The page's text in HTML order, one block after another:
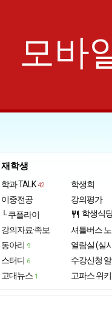
모바
재학생
학과 TALK 42
이중전공
└ 쿠플라이
강의자료·족보
동아리 9
스터디 6
고대뉴스 1
학생회
강의평가
restaurant 학생식
셔틀버스
열람실 (실
수강신청
고파스 위키